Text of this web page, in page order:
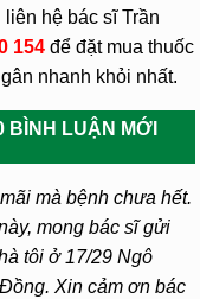
hệ bác sĩ Trần
154 để đặt mua thuốc
nhanh khỏi nhất.
BÌNH LUẬN MỚI
mà bệnh chưa hết.
mong bác sĩ gửi
tôi ở 17/29 Ngô
Xin cảm ơn bác